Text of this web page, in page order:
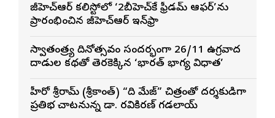
జీహెచ్ఆర్ కల్లిస్టోలో ‘2బీహెచ్‌కే ఫ్రీడమ్ ఆఫర్’ను
ప్రారంభించిన జీహెచ్ఆర్ ఇన్‌ఫ్రా
స్వాతంత్ర్య దినోత్సవం సందర్భంగా 26/11 ఉగ్రవాద
దాడుల కథతో తెరకెక్కిన ‘భారత్ భాగ్య విధాత’
హీరో శ్రీరామ్ (శ్రీకాంత్) “ది మేజ్” చిత్రంతో దర్శకుడిగా
ప్రతిభ చాటనున్న డా. రవికిరణ్ గడలాయ్